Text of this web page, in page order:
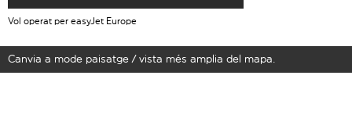
Vol operat per easyJet Europe
Canvia a mode paisatge / vista més amplia del mapa.